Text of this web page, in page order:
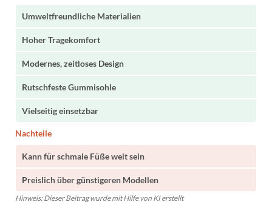
Umweltfreundliche Materialien
Hoher Tragekomfort
Modernes, zeitloses Design
Rutschfeste Gummisohle
Vielseitig einsetzbar
Nachteile
Kann für schmale Füße weit sein
Preislich über günstigeren Modellen
Hinweis: Dieser Beitrag wurde mit Hilfe von KI erstellt